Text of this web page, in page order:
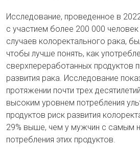
Исследование, проведенное в
с участием более 200 000
случаев колоректального рака,
чтобы лучше понять, как
сверхпереработанных продуктов
развития рака. Исследование
протяжении почти трех
высоким уровнем потребления
продуктов риск развития
29% выше, чем у мужчин с самым
потребления этих продуктов.